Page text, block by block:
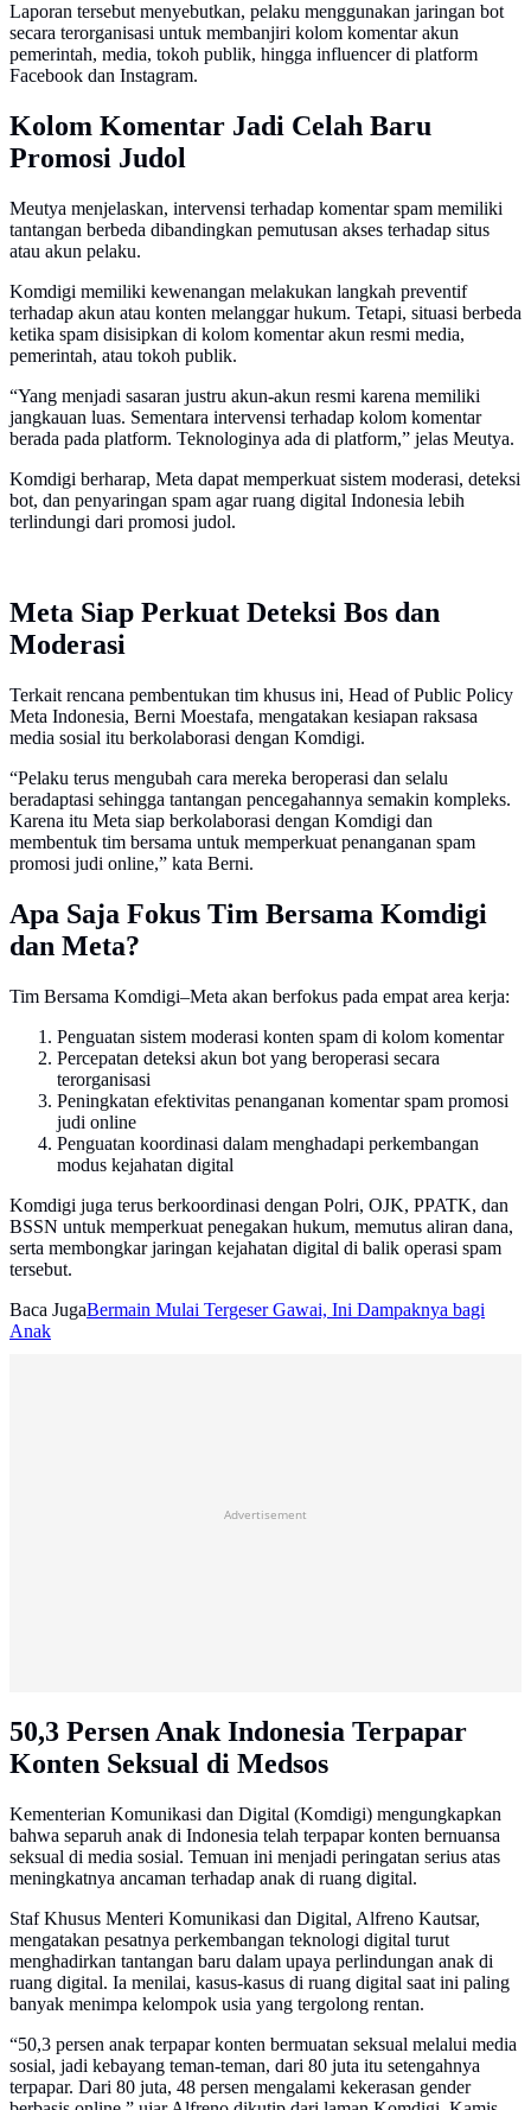
Laporan tersebut menyebutkan, pelaku menggunakan jaringan bot
secara terorganisasi untuk membanjiri kolom komentar akun
pemerintah, media, tokoh publik, hingga influencer di platform
Facebook dan Instagram.
Kolom Komentar Jadi Celah Baru
Promosi Judol
Meutya menjelaskan, intervensi terhadap komentar spam memiliki
tantangan berbeda dibandingkan pemutusan akses terhadap situs
atau akun pelaku.
Komdigi memiliki kewenangan melakukan langkah preventif
terhadap akun atau konten melanggar hukum. Tetapi, situasi berbeda
ketika spam disisipkan di kolom komentar akun resmi media,
pemerintah, atau tokoh publik.
“Yang menjadi sasaran justru akun-akun resmi karena memiliki
jangkauan luas. Sementara intervensi terhadap kolom komentar
berada pada platform. Teknologinya ada di platform,” jelas Meutya.
Komdigi berharap, Meta dapat memperkuat sistem moderasi, deteksi
bot, dan penyaringan spam agar ruang digital Indonesia lebih
terlindungi dari promosi judol.
Meta Siap Perkuat Deteksi Bos dan
Moderasi
Terkait rencana pembentukan tim khusus ini, Head of Public Policy
Meta Indonesia, Berni Moestafa, mengatakan kesiapan raksasa
media sosial itu berkolaborasi dengan Komdigi.
“Pelaku terus mengubah cara mereka beroperasi dan selalu
beradaptasi sehingga tantangan pencegahannya semakin kompleks.
Karena itu Meta siap berkolaborasi dengan Komdigi dan
membentuk tim bersama untuk memperkuat penanganan spam
promosi judi online,” kata Berni.
Apa Saja Fokus Tim Bersama Komdigi
dan Meta?
Tim Bersama Komdigi–Meta akan berfokus pada empat area kerja:
Penguatan sistem moderasi konten spam di kolom komentar
Percepatan deteksi akun bot yang beroperasi secara
terorganisasi
Peningkatan efektivitas penanganan komentar spam promosi
judi online
Penguatan koordinasi dalam menghadapi perkembangan
modus kejahatan digital
Komdigi juga terus berkoordinasi dengan Polri, OJK, PPATK, dan
BSSN untuk memperkuat penegakan hukum, memutus aliran dana,
serta membongkar jaringan kejahatan digital di balik operasi spam
tersebut.
Baca JugaBermain Mulai Tergeser Gawai, Ini Dampaknya bagi
Anak
Advertisement
50,3 Persen Anak Indonesia Terpapar
Konten Seksual di Medsos
Kementerian Komunikasi dan Digital (Komdigi) mengungkapkan
bahwa separuh anak di Indonesia telah terpapar konten bernuansa
seksual di media sosial. Temuan ini menjadi peringatan serius atas
meningkatnya ancaman terhadap anak di ruang digital.
Staf Khusus Menteri Komunikasi dan Digital, Alfreno Kautsar,
mengatakan pesatnya perkembangan teknologi digital turut
menghadirkan tantangan baru dalam upaya perlindungan anak di
ruang digital. Ia menilai, kasus-kasus di ruang digital saat ini paling
banyak menimpa kelompok usia yang tergolong rentan.
“50,3 persen anak terpapar konten bermuatan seksual melalui media
sosial, jadi kebayang teman-teman, dari 80 juta itu setengahnya
terpapar. Dari 80 juta, 48 persen mengalami kekerasan gender